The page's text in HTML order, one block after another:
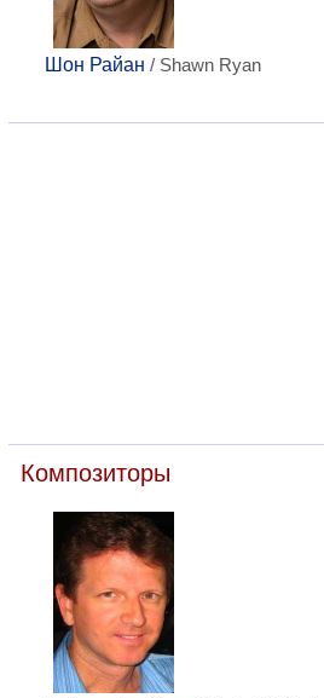
Шон Райан / Shawn Ryan
Композиторы